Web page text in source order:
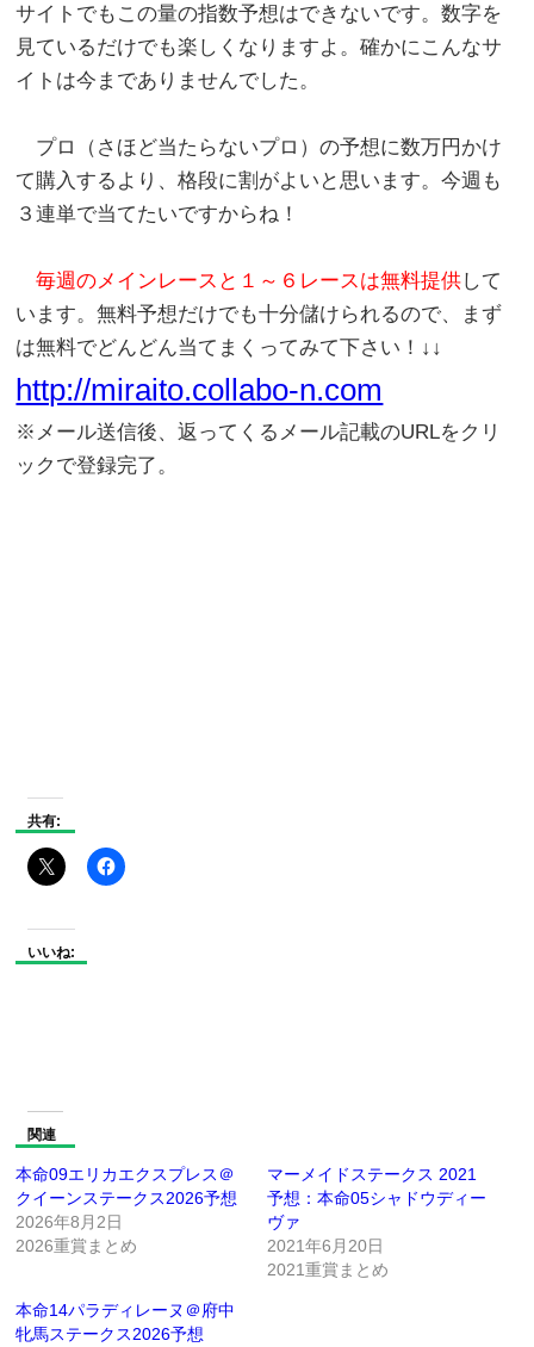
サイトでもこの量の指数予想はできないです。数字を
見ているだけでも楽しくなりますよ。確かにこんなサ
イトは今までありませんでした。
プロ（さほど当たらないプロ）の予想に数万円かけ
て購入するより、格段に割がよいと思います。今週も
３連単で当てたいですからね！
毎週のメインレースと１～６レースは無料提供して
います。無料予想だけでも十分儲けられるので、まず
は無料でどんどん当てまくってみて下さい！↓↓
http://miraito.collabo-n.com
※メール送信後、返ってくるメール記載のURLをクリ
ックで登録完了。
共有:
いいね:
関連
本命09エリカエクスプレス＠
クイーンステークス2026予想
2026年8月2日
2026重賞まとめ
マーメイドステークス 2021
予想：本命05シャドウディー
ヴァ
2021年6月20日
2021重賞まとめ
本命14パラディレーヌ＠府中
牝馬ステークス2026予想